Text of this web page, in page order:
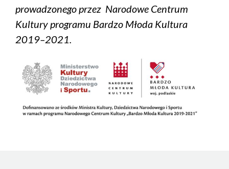
prowadzonego przez Narodowe Centrum
Kultury programu Bardzo Młoda Kultura
2019–2021.